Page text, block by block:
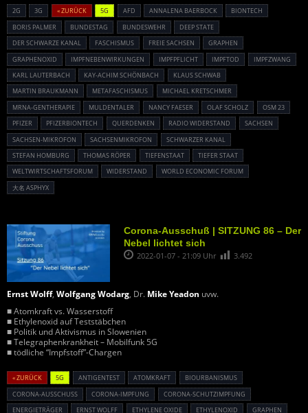
2G 3G « ZURÜCK 5G AFD ANNALENA BAERBOCK
BIONTECH
BORIS PALMER
BUNDESTAG BUNDESWEHR
DEEP STATE
DER SCHWARZE KANAL
FASCHISMUS FREIE SACHSEN
GRAPHEN
GRAPHENOXID
IMPFNEBENWIRKUNGEN IMPFPFLICHT IMPFTOD
IMPFZWANG
KARL LAUTERBACH
KAY-ACHIM SCHÖNBACH
KLAUS SCHWAB
MARTIN BRAUKMANN
METAFASCHISMUS
MICHAEL KRETSCHMER
MRNA-GENTHERAPIE
MULDENTALER NANCY FAESER OLAF SCHOLZ
OSM 23
PFIZER
PFIZERBIONTECH QUERDENKEN RADIO WIDERSTAND
SACHSEN
SACHSEN-MIKROFON
SACHSENMIKROFON
SCHWARZER KANAL
STEFAN HOMBURG
THOMAS RÖPER TIEFENSTAAT
TIEFER STAAT
WELTWIRTSCHAFTSFORUM
WIDERSTAND
WORLD ECONOMIC FORUM
大名 ASPHYX
Corona-Ausschuß | SITZUNG 86 – Der
Nebel lichtet sich
2022-01-07 - 21:09 Uhr 3.492
Ernst Wolff, Wolfgang Wodarg, Dr. Mike Yeadon uvw.
■ Atomkraft vs. Wasserstoff
■ Ethylenoxid auf Teststäbchen
■ Politik und Aktivismus in Slowenien
■ Telegraphenkrankheit – Mobilfunk 5G
■ tödliche “Impfstoff”-Chargen
« ZURÜCK 5G ANTIGENTEST ATOMKRAFT
BIOURBANISMUS
CORONA-AUSSCHUSS
CORONA-IMPFUNG
CORONA-SCHUTZIMPFUNG
ENERGIETRÄGER
ERNST WOLFF ETHYLENE OXIDE ETHYLENOXID
GRAPHEN